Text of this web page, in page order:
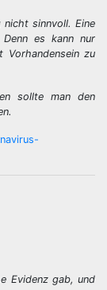
sinnvoll. Eine
Denn es kann nur
Vorhandensein zu
sollte man den
Evidenz gab, und